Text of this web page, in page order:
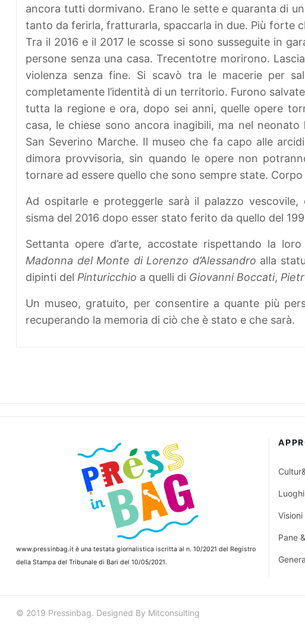
ancora tutti dormivano. Erano le sette e quaranta di
tanto da ferirla, fratturarla, spaccarla in due. Più forte
Tra il 2016 e il 2017 le scosse si sono susseguite in
persone senza una casa. Trecentotre morirono.
violenza senza fine. Si scavò tra le macerie per
completamente l’identità di un territorio. Furono
tutta la regione e ora, dopo sei anni, quelle opere
casa, le chiese sono ancora inagibili, ma nel neonato
San Severino Marche. Il museo che fa capo alle
dimora provvisoria, sin quando le opere non
tornare ad essere quello che sono sempre state.
Ad ospitarle e proteggerle sarà il palazzo
sisma del 2016 dopo esser stato ferito da quello del
Settanta opere d’arte, accostate rispettando la
Madonna del Monte di Lorenzo d’Alessandro alla
dipinti del Pinturicchio a quelli di Giovanni Boccati,
Un museo, gratuito, per consentire a quante più
recuperando la memoria di ciò che è stato e che sarà.
www.pressinbag.it è una testata giornalistica iscritta al n. 10/2021 del Registro
della Stampa del Tribunale di Bari del 10/05/2021.
Pane
© 2019 Pressinbag. Designed By Mitconsulting